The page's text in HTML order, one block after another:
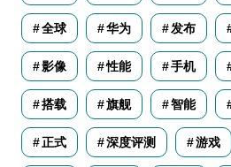
全球 华为 发布
影像 性能 手机
搭载 旗舰 智能
正式 深度评测 游戏